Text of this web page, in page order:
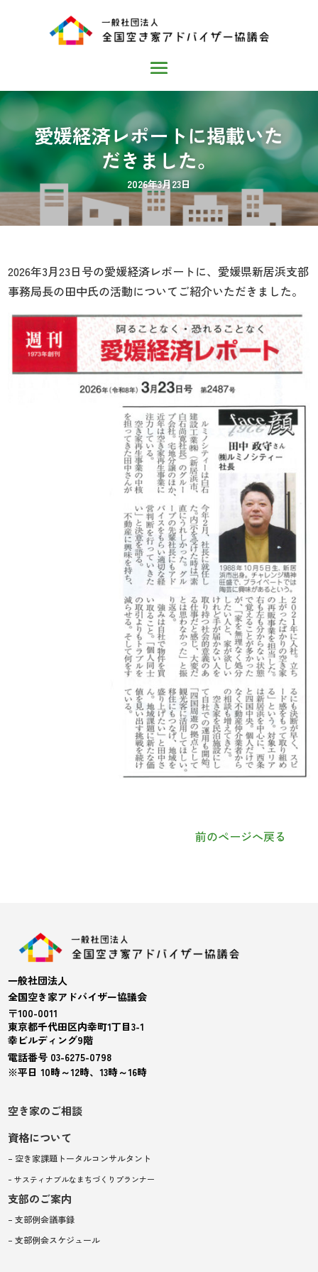
愛媛経済レポートに掲載いた
だきました。
2026年3月23日
2026年3月23日号の愛媛経済レポートに、愛媛県新居浜支部
事務局長の田中氏の活動についてご紹介いただきました。
前のページへ戻る
一般社団法人
全国空き家アドバイザー協議会
〒100-0011
東京都千代田区内幸町1丁目3-1
幸ビルディング9階
電話番号 03-6275-0798
※平日 10時～12時、13時～16時
空き家のご相談
資格について
– 空き家課題トータルコンサルタント
– サスティナブルなまちづくりプランナー
支部のご案内
– 支部例会議事録
– 支部例会スケジュール